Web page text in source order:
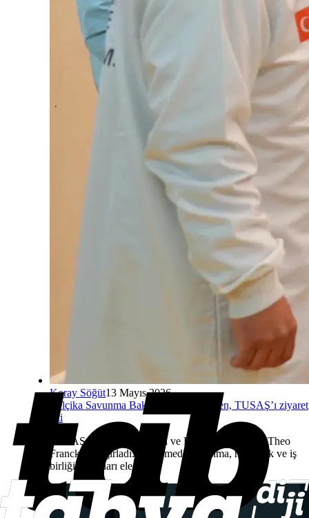
Koray Söğüt13 Mayıs 2026
Belçika Savunma Bakanı Theo Francken, TUSAŞ’ı ziyaret
etti
TUSAŞ, Belçika Savunma ve Dış Ticaret Bakanı Theo
Francken’i ağırladı. Görüşmede savunma, havacılık ve iş
birliği başlıkları ele alındı.